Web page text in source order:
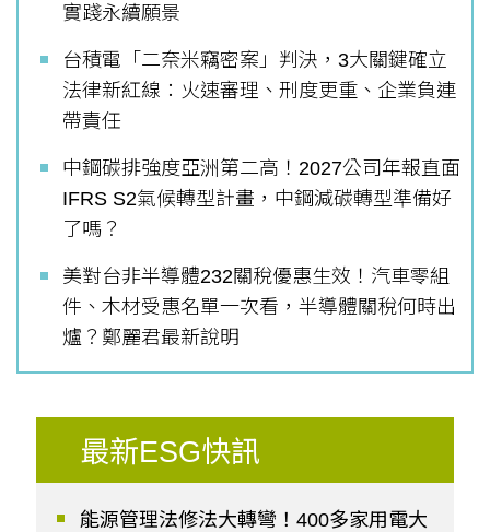
實踐永續願景
台積電「二奈米竊密案」判決，3大關鍵確立
法律新紅線：火速審理、刑度更重、企業負連
帶責任
中鋼碳排強度亞洲第二高！2027公司年報直面
IFRS S2氣候轉型計畫，中鋼減碳轉型準備好
了嗎？
美對台非半導體232關稅優惠生效！汽車零組
件、木材受惠名單一次看，半導體關稅何時出
爐？鄭麗君最新說明
最新ESG快訊
能源管理法修法大轉彎！400多家用電大